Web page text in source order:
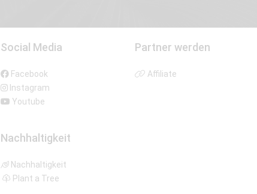
Social Media
Facebook
Instagram
Youtube
Nachhaltigkeit
Nachhaltigkeit
Plant a Tree
Partner werden
Affiliate